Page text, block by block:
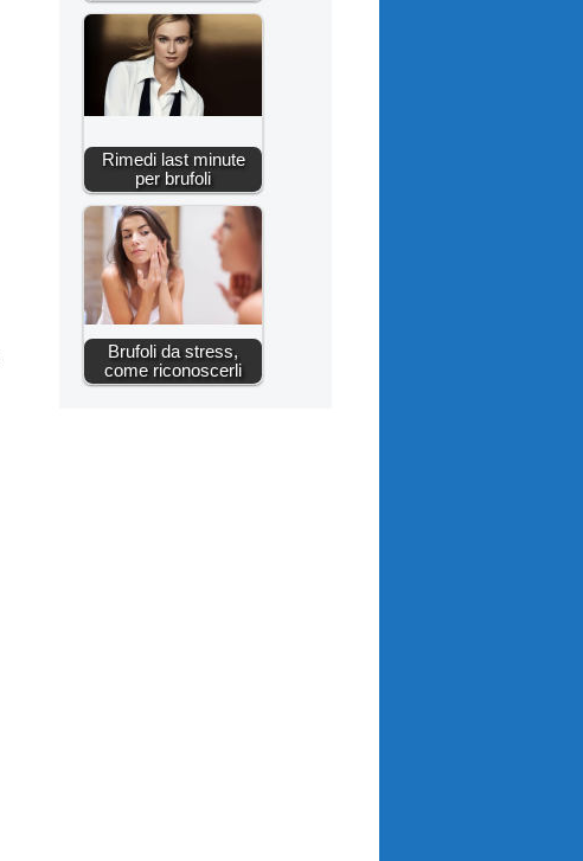
Rimedi last minute
per brufoli
Brufoli da stress,
come riconoscerli